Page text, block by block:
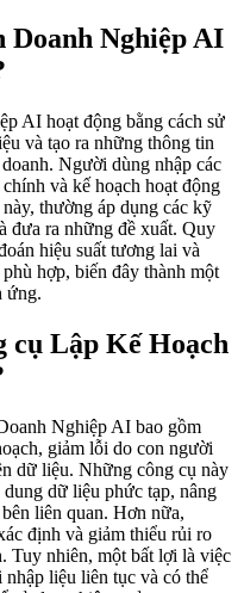
Doanh Nghiệp AI
AI hoạt động bằng cách sử
và tạo ra những thông tin
Người dùng nhập các
và kế hoạch hoạt động
thường áp dụng các kỹ
đưa ra những đề xuất. Quy
hiệu suất tương lai và
hợp, biến đây thành một
ứng.
cụ Lập Kế Hoạch
Nghiệp AI bao gồm
giảm lỗi do con người
dữ liệu. Những công cụ này
dữ liệu phức tạp, nâng
liên quan. Hơn nữa,
định và giảm thiểu rủi ro
Tuy nhiên, một bất lợi là việc
liệu liên tục và có thể